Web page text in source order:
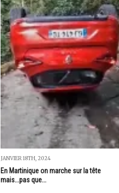
JANVIER 18TH, 2024
En Martinique on marche sur la tête
mais...pas que...